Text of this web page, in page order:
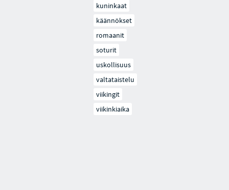
kuninkaat
käännökset
romaanit
soturit
uskollisuus
valtataistelu
viikingit
viikinkiaika